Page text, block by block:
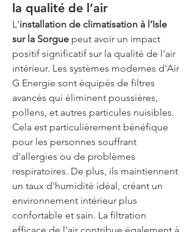
la qualité de l’air
L'installation de climatisation à l’Isle
sur la Sorgue peut avoir un impact
positif significatif sur la qualité de l'air
intérieur. Les systèmes modernes d'Air
G Energie sont équipés de filtres
avancés qui éliminent poussières,
pollens, et autres particules nuisibles.
Cela est particulièrement bénéfique
pour les personnes souffrant
d'allergies ou de problèmes
respiratoires. De plus, ils maintiennent
un taux d'humidité idéal, créant un
environnement intérieur plus
confortable et sain. La filtration